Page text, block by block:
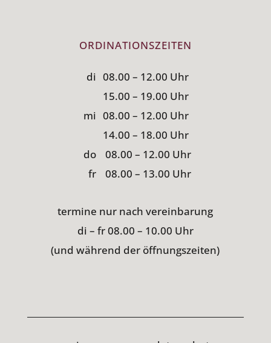
ORDINATIONSZEITEN
di 08.00 – 12.00 Uhr
15.00 – 19.00 Uhr
mi 08.00 – 12.00 Uhr
14.00 – 18.00 Uhr
do
08.00 – 12.00 Uhr
fr
08.00 – 13.00 Uhr
termine nur nach vereinbarung
di – fr 08.00 – 10.00 Uhr
(und während der öffnungszeiten)